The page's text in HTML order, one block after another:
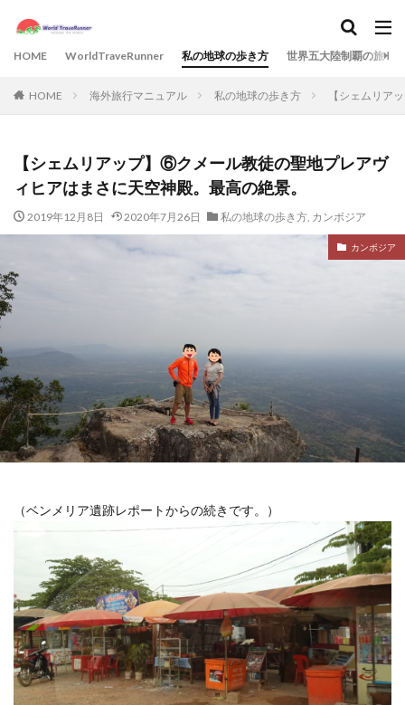
HOME WorldTraveRunner 私の地球の歩き方 世界五大陸制覇の旅
HOME 海外旅行マニュアル 私の地球の歩き方 【シェムリア
【シェムリアップ】⑥クメール教徒の聖地プレアヴ
ィヒアはまさに天空神殿。最高の絶景。
2019年12月8日 2020年7月26日 私の地球の歩き方, カンボジア
カンボジア
（ベンメリア遺跡レポートからの続きです。）